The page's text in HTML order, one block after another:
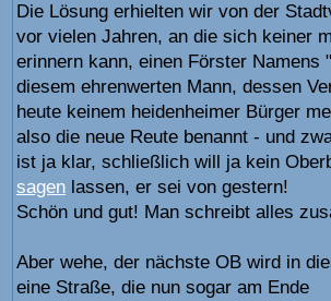
Die Lösung erhielten wir von der
vor vielen Jahren, an die sich keiner
erinnern kann, einen Förster Namens
diesem ehrenwerten Mann, dessen
heute keinem heidenheimer Bürger
also die neue Reute benannt - und
ist ja klar, schließlich will ja kein
sagen lassen, er sei von gestern!
Schön und gut! Man schreibt alles
Aber wehe, der nächste OB wird in
eine Straße, die nun sogar am Ende